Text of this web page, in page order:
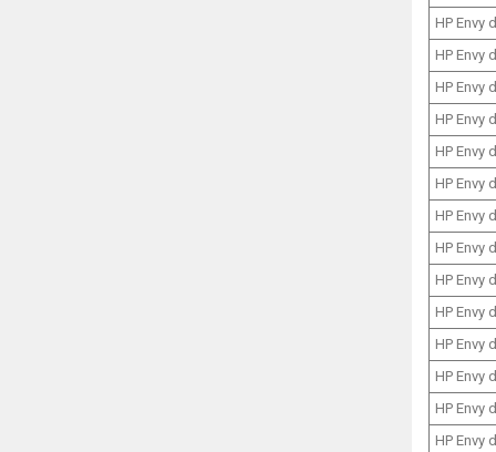
HP Envy
HP Envy
HP Envy
HP Envy
HP Envy
HP Envy
HP Envy
HP Envy
HP Envy
HP Envy
HP Envy
HP Envy
HP Envy
HP Envy